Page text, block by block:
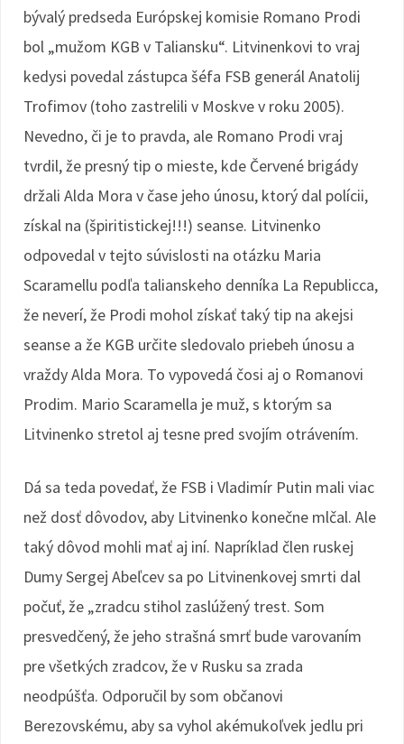
bývalý predseda Európskej komisie Romano Prodi
bol „mužom KGB v Taliansku“. Litvinenkovi to vraj
kedysi povedal zástupca šéfa FSB generál Anatolij
Trofimov (toho zastrelili v Moskve v roku 2005).
Nevedno, či je to pravda, ale Romano Prodi vraj
tvrdil, že presný tip o mieste, kde Červené brigády
držali Alda Mora v čase jeho únosu, ktorý dal polícii,
získal na (špiritistickej!!!) seanse. Litvinenko
odpovedal v tejto súvislosti na otázku Maria
Scaramellu podľa talianskeho denníka La Republicca,
že neverí, že Prodi mohol získať taký tip na akejsi
seanse a že KGB určite sledovalo priebeh únosu a
vraždy Alda Mora. To vypovedá čosi aj o Romanovi
Prodim. Mario Scaramella je muž, s ktorým sa
Litvinenko stretol aj tesne pred svojím otrávením.
Dá sa teda povedať, že FSB i Vladimír Putin mali viac
než dosť dôvodov, aby Litvinenko konečne mlčal. Ale
taký dôvod mohli mať aj iní. Napríklad člen ruskej
Dumy Sergej Abeľcev sa po Litvinenkovej smrti dal
počuť, že „zradcu stihol zaslúžený trest. Som
presvedčený, že jeho strašná smrť bude varovaním
pre všetkých zradcov, že v Rusku sa zrada
neodpúšťa. Odporučil by som občanovi
Berezovskému, aby sa vyhol akémukoľvek jedlu pri